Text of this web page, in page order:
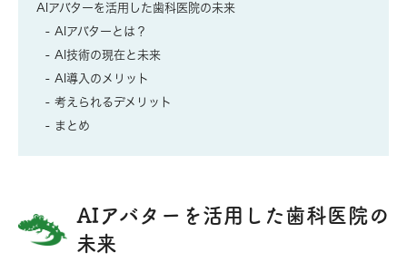
AIアバターを活用した歯科医院の未来
AIアバターとは？
AI技術の現在と未来
AI導入のメリット
考えられるデメリット
まとめ
AIアバターを活用した歯科医院の
未来